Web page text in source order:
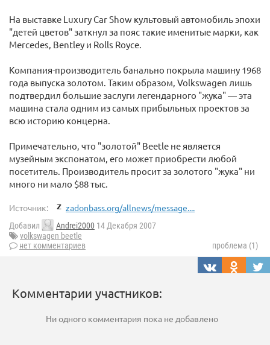
На выставке Luxury Car Show культовый автомобиль эпохи
"детей цветов" заткнул за пояс такие именитые марки, как
Mercedes, Bentley и Rolls Royce.
Компания-производитель банально покрыла машину 1968
года выпуска золотом. Таким образом, Volkswagen лишь
подтвердил большие заслуги легендарного "жука" — эта
машина стала одним из самых прибыльных проектов за
всю историю концерна.
Примечательно, что "золотой" Beetle не является
музейным экспонатом, его может приобрести любой
посетитель. Производитель просит за золотого "жука" ни
много ни мало $88 тыс.
Источник: zadonbass.org/allnews/message....
Добавил Andrei2000 14 Декабря 2007
volkswagen beetle
нет комментариев
проблема (1)
Комментарии участников:
Ни одного комментария пока не добавлено